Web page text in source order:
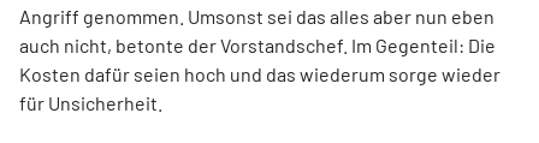
Angriff genommen. Umsonst sei das alles aber nun eben
auch nicht, betonte der Vorstandschef. Im Gegenteil: Die
Kosten dafür seien hoch und das wiederum sorge wieder
für Unsicherheit.